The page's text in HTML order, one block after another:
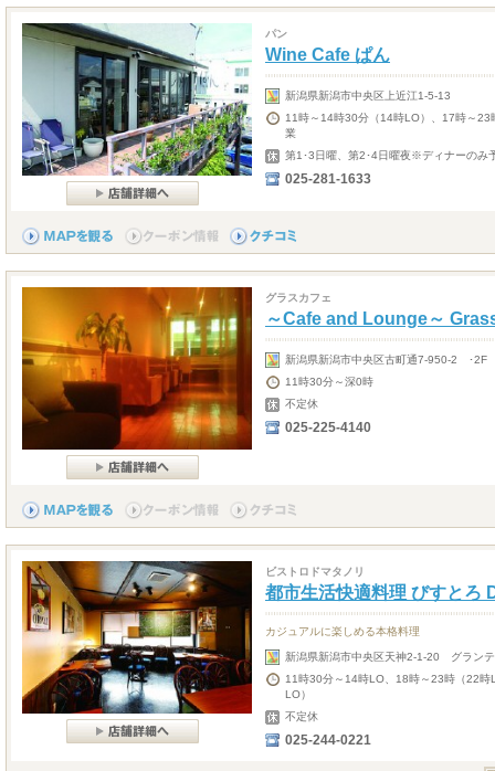
パン
Wine Cafe ぱん
新潟県新潟市中央区上近江1-5-13
11時～14時30分（14時LO）、17時～
業
第1･3日曜、第2･4日曜夜※ディナーのみ
025-281-1633
グラスカフェ
～Cafe and Lounge～
新潟県新潟市中央区古町通7-950-2 ･2F
11時30分～深0時
不定休
025-225-4140
ビストロドマタノリ
都市生活快適料理 びすとろ
カジュアルに楽しめる本格料理
新潟県新潟市中央区天神2-1-20 グラン
11時30分～14時LO、18時～23時（22
LO）
不定休
025-244-0221